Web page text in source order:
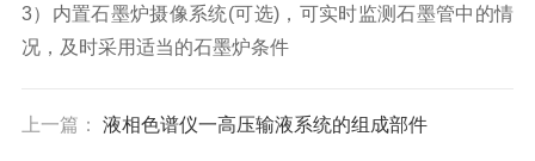
3）内置石墨炉摄像系统(可选)，可实时监测石墨管中的情
况，及时采用适当的石墨炉条件
上一篇： 液相色谱仪一高压输液系统的组成部件